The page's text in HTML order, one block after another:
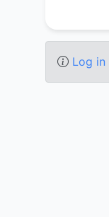
Log in